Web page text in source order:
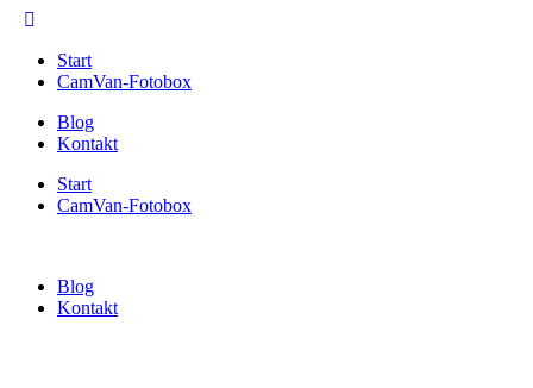
Start
CamVan-Fotobox
Blog
Kontakt
Start
CamVan-Fotobox
Blog
Kontakt